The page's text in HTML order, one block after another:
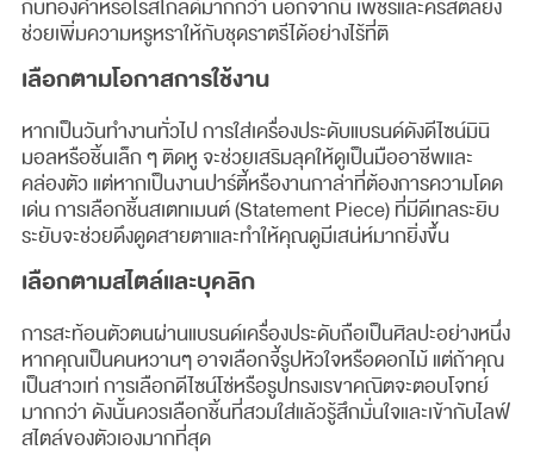
กับทองคำหรือโรสโกลด์มากกว่า นอกจากนี้ เพชรและคริสตัลยัง
ช่วยเพิ่มความหรูหราให้กับชุดราตรีได้อย่างไร้ที่ติ
เลือกตามโอกาสการใช้งาน
หากเป็นวันทำงานทั่วไป การใส่เครื่องประดับแบรนด์ดังดีไซน์มินิ
มอลหรือชิ้นเล็ก ๆ ติดหู จะช่วยเสริมลุคให้ดูเป็นมืออาชีพและ
คล่องตัว แต่หากเป็นงานปาร์ตี้หรืองานกาล่าที่ต้องการความโดด
เด่น การเลือกชิ้นสเตทเมนต์ (Statement Piece) ที่มีดีเทลระยิบ
ระยับจะช่วยดึงดูดสายตาและทำให้คุณดูมีเสน่ห์มากยิ่งขึ้น
เลือกตามสไตล์และบุคลิก
การสะท้อนตัวตนผ่านแบรนด์เครื่องประดับถือเป็นศิลปะอย่างหนึ่ง
หากคุณเป็นคนหวานๆ อาจเลือกจี้รูปหัวใจหรือดอกไม้ แต่ถ้าคุณ
เป็นสาวเท่ การเลือกดีไซน์โซ่หรือรูปทรงเรขาคณิตจะตอบโจทย์
มากกว่า ดังนั้นควรเลือกชิ้นที่สวมใส่แล้วรู้สึกมั่นใจและเข้ากับไลฟ์
สไตล์ของตัวเองมากที่สุด